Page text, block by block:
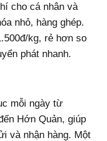
cho cá nhân và
nhỏ, hàng ghép.
kg, rẻ hơn so
phát nhanh.
mỗi ngày từ
Hớn Quản, giúp
và nhận hàng. Một